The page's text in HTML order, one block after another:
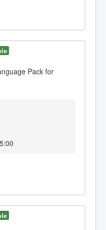
Pack for